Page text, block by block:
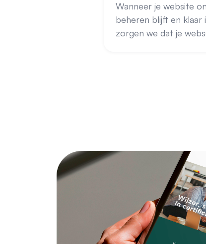
Wanneer je website
beheren blijft en
zorgen we dat je